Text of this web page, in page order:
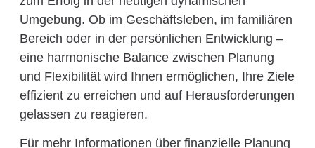
Umgebung. Ob im Geschäftsleben, im familiären
Bereich oder in der persönlichen Entwicklung –
eine harmonische Balance zwischen Planung
und Flexibilität wird Ihnen ermöglichen, Ihre Ziele
effizient zu erreichen und auf Herausforderungen
gelassen zu reagieren.
Für mehr Informationen über finanzielle Planung